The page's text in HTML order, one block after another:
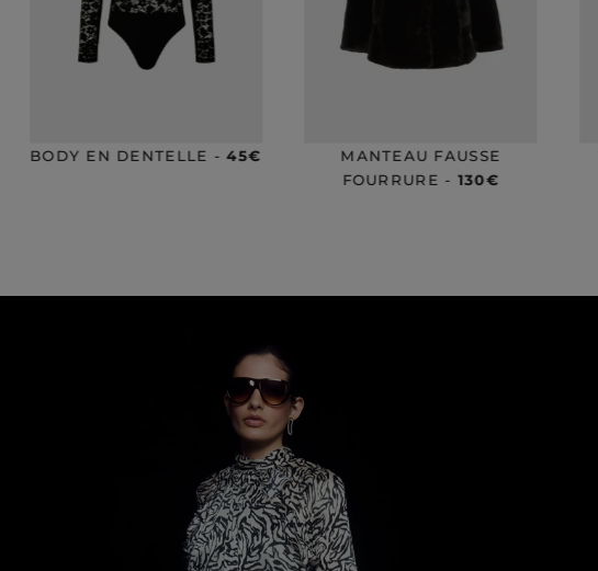
MANTEAU FAUSSE
TOP À SEQUINS -40€